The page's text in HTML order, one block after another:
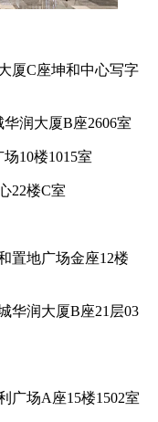
厦C座坤和中心写字
润大厦B座2606室
10楼1015室
22楼C室
置地广场金座12楼
华润大厦B座21层03
广场A座15楼1502室